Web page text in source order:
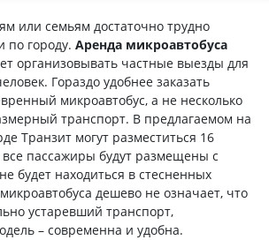
или семьям достаточно трудно
по городу. Аренда микроавтобуса
организовывать частные выезды для
Гораздо удобнее заказать
микроавтобус, а не несколько
транспорт. В предлагаемом на
Транзит могут разместиться 16
пассажиры будут размещены с
будет находиться в стесненных
дешево не означает, что
устаревший транспорт,
– современна и удобна.